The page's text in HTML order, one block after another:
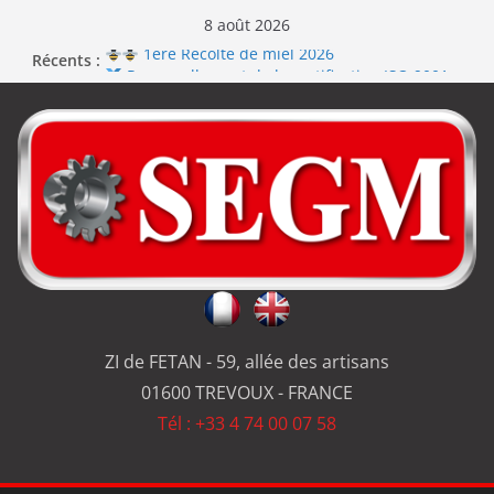
8 août 2026
Récents :
1ère Récolte de miel 2026
Renouvellement de la certification ISO 9001
Jérôme en renfort sur la qualité de #SEGM
ZI de FETAN - 59, allée des artisans
01600 TREVOUX - FRANCE
Tél : +33 4 74 00 07 58